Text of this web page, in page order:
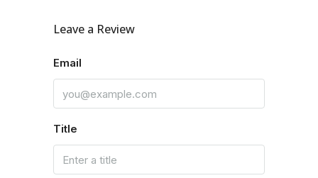
Leave a Review
Email
Title